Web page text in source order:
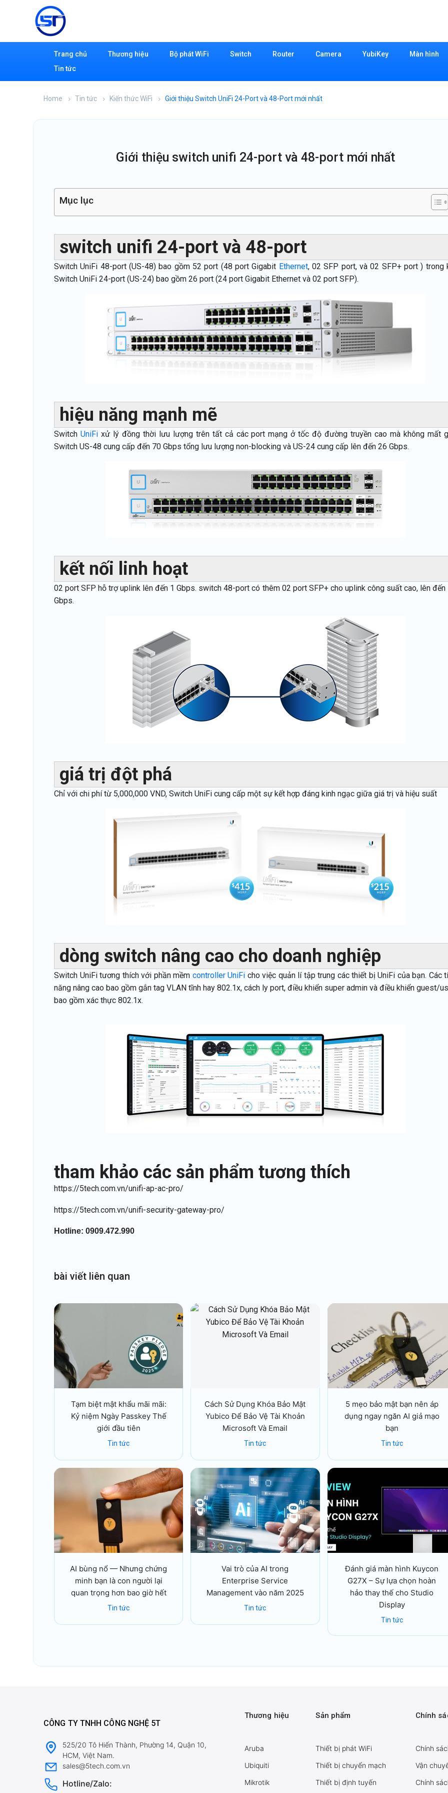
Trang chủ Thương hiệu Bộ phát WiFi Switch Router Camera YubiKey Màn hình
Tin tức
Home Tin tức Kiến thức WiFi Giới thiệu Switch UniFi 24-Port và 48-Port mới nhất
giới thiệu switch unifi 24-port và 48-port mới nhất
Mục lục
switch unifi 24-port và 48-port
Switch UniFi 48-port (US-48) bao gồm 52 port (48 port Gigabit Ethernet, 02 SFP port, và 02 SFP+ port ) trong
Switch UniFi 24-port (US-24) bao gồm 26 port (24 port Gigabit Ethernet và 02 port SFP).
hiệu năng mạnh mẽ
Switch UniFixử lý đồng thời lưu lượng trên tất cả các port mạng ở tốc độ đường truyền cao mà không mất
Switch US-48 cung cấp đến 70 Gbps tổng lưu lượng non-blocking và US-24 cung cấp lên đến 26 Gbps.
kết nối linh hoạt
02 port SFP hỗ trợ uplink lên đến 1 Gbps. switch 48-port có thêm 02 port SFP+ cho uplink công suất cao, lên đến
Gbps.
giá trị đột phá
Chỉ với chi phí từ 5,000,000 VND, Switch UniFi cung cấp một sự kết hợp đáng kinh ngạc giữa giá trị và hiệu suất
dòng switch nâng cao cho doanh nghiệp
Switch UniFi tương thích với phần mềm controller UniFi cho việc quản lí tập trung các thiết bị UniFi của bạn. Các
năng nâng cao bao gồm gắn tag VLAN tĩnh hay 802.1x, cách ly port, điều khiển super admin và điều khiển guest/
bao gồm xác thực 802.1x.
tham khảo các sản phẩm tương thích
https://5tech.com.vn/unifi-ap-ac-pro/
https://5tech.com.vn/unifi-security-gateway-pro/
Hotline: 0909.472.990
bài viết liên quan
Tạm biệt mật khẩu mãi mãi:
Kỷ niệm Ngày Passkey Thế
giới đầu tiên
Tin tức
Cách Sử Dụng Khóa Bảo Mật
Yubico Để Bảo Vệ Tài Khoản
Microsoft Và Email
Tin tức
5 mẹo bảo mật bạn nên áp
dụng ngay ngăn AI giả mạo
bạn
Tin tức
AI bùng nổ — Nhưng chứng
minh bạn là con người lại
quan trọng hơn bao giờ hết
Tin tức
Vai trò của AI trong
Enterprise Service
Management vào năm 2025
Tin tức
Đánh giá màn hình Kuycon
G27X – Sự lựa chọn hoàn
hảo thay thế cho Studio
Display
Tin tức
CÔNG TY TNHH CÔNG NGHỆ 5T
525/20 Tô Hiến Thành, Phường 14, Quận 10,
HCM, Việt Nam.
sales@5tech.com.vn
Hotline/Zalo:
Thương hiệu
Aruba
Ubiquiti
Mikrotik
Sản phẩm
Thiết bị phát WiFi
Thiết bị chuyển mạch
Thiết bị định tuyến
Chính
Chính
Vận
Chính